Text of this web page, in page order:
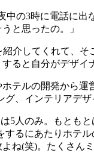
中の3時に電話に出
と思ったの。」
介してくれて、そ
ると自分がデザイ
テルの開発から運
、インテリアデ
5人のみ。もとも
するにあたりホテ
ね(笑)。たくさん